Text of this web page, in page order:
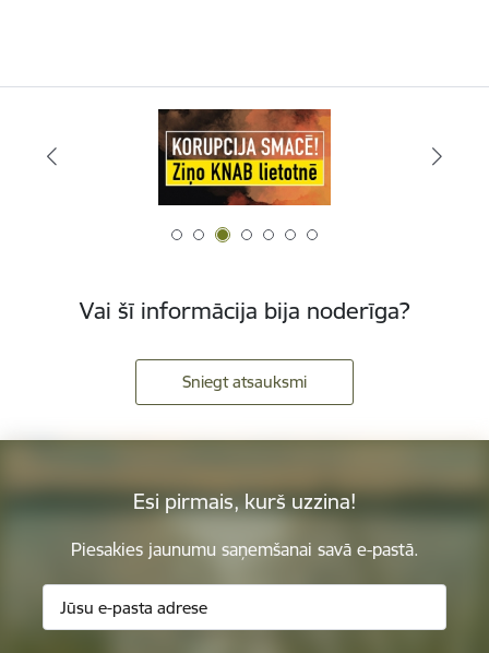
Vai šī informācija bija noderīga?
Sniegt atsauksmi
Esi pirmais, kurš uzzina!
Piesakies jaunumu saņemšanai savā e-pastā.